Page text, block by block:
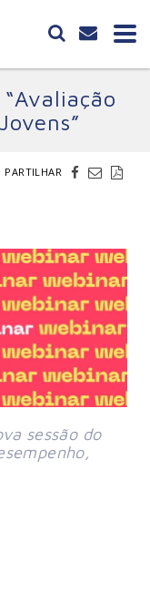
PARTILHAR
sessão do